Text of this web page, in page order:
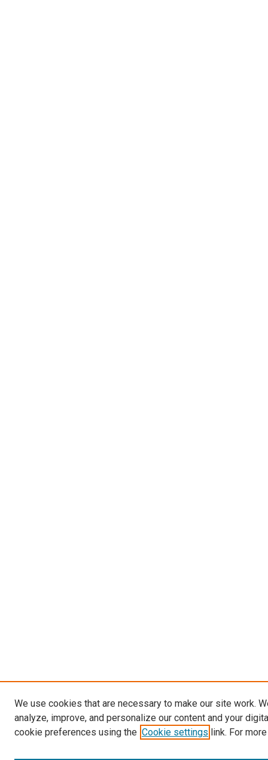
We use cookies that are necessary to make our site work.
analyze, improve, and personalize our content and your
cookie preferences using the Cookie settings link. For